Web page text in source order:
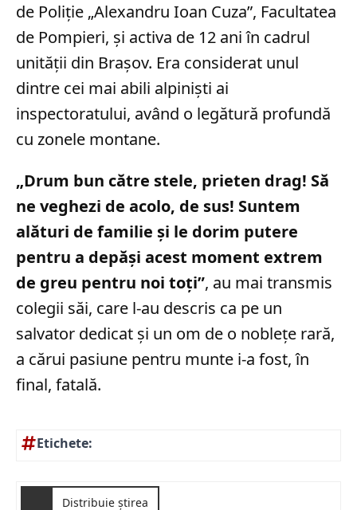
de Poliție „Alexandru Ioan Cuza”, Facultatea
de Pompieri, și activa de 12 ani în cadrul
unității din Brașov. Era considerat unul
dintre cei mai abili alpiniști ai
inspectoratului, având o legătură profundă
cu zonele montane.
„Drum bun către stele, prieten drag! Să
ne veghezi de acolo, de sus! Suntem
alături de familie și le dorim putere
pentru a depăși acest moment extrem
de greu pentru noi toți”, au mai transmis
colegii săi, care l-au descris ca pe un
salvator dedicat și un om de o noblețe rară,
a cărui pasiune pentru munte i-a fost, în
final, fatală.
Etichete:
Distribuie știrea